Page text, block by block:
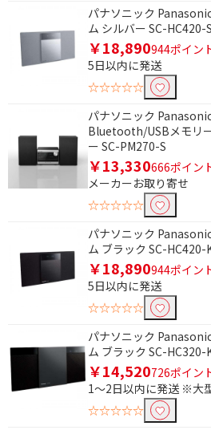
パナソニック
ム シルバー SC-HC420-S
￥18,890944ポイン
5日以内に発送
☆☆☆☆☆
パナソニック
Bluetooth/USBメモリ
ー SC-PM270-S
￥13,330666ポイン
メーカーお取り寄せ
☆☆☆☆☆
パナソニック
ム ブラック SC-HC420-
￥18,890944ポイン
5日以内に発送
☆☆☆☆☆
パナソニック
ム ブラック SC-HC320-
￥14,520726ポイン
1～2日以内に発送 ※大
☆☆☆☆☆
条件で絞り
フリーワードで絞り込む